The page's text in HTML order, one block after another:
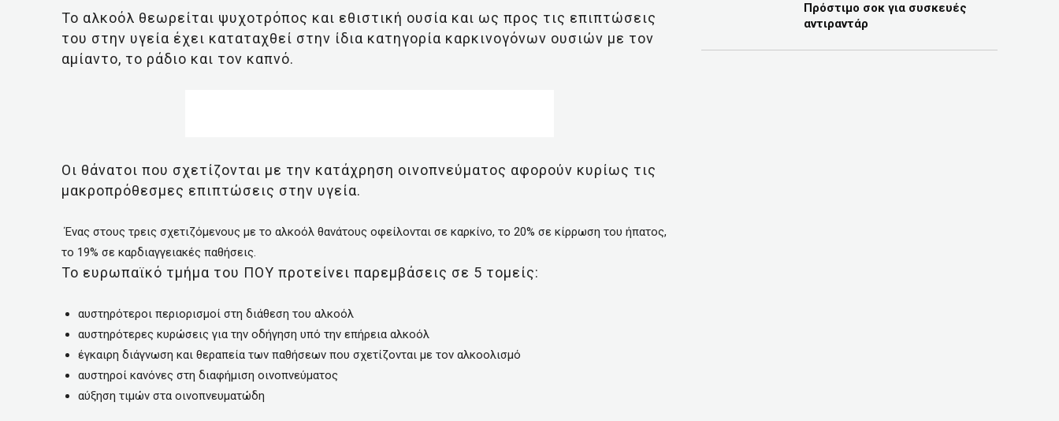
Το αλκοόλ θεωρείται ψυχοτρόπος και εθιστική ουσία και ως προς τις επιπτώσεις
του στην υγεία έχει καταταχθεί στην ίδια κατηγορία καρκινογόνων ουσιών με τον
αμίαντο, το ράδιο και τον καπνό.
Οι θάνατοι που σχετίζονται με την κατάχρηση οινοπνεύματος αφορούν κυρίως τις
μακροπρόθεσμες επιπτώσεις στην υγεία.
Ένας στους τρεις σχετιζόμενους με το αλκοόλ θανάτους οφείλονται σε καρκίνο, το 20% σε κίρρωση του ήπατος,
το 19% σε καρδιαγγειακές παθήσεις.
Το ευρωπαϊκό τμήμα του ΠΟΥ προτείνει παρεμβάσεις σε 5 τομείς:
αυστηρότεροι περιορισμοί στη διάθεση του αλκοόλ
αυστηρότερες κυρώσεις για την οδήγηση υπό την επήρεια αλκοόλ
έγκαιρη διάγνωση και θεραπεία των παθήσεων που σχετίζονται με τον αλκοολισμό
αυστηροί κανόνες στη διαφήμιση οινοπνεύματος
αύξηση τιμών στα οινοπνευματώδη
Πρόστιμο σοκ για συσκευές
αντιραντάρ